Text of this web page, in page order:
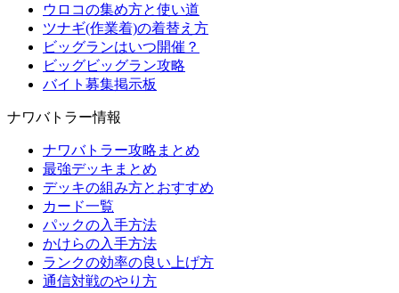
ウロコの集め方と使い道
ツナギ(作業着)の着替え方
ビッグランはいつ開催？
ビッグビッグラン攻略
バイト募集掲示板
ナワバトラー情報
ナワバトラー攻略まとめ
最強デッキまとめ
デッキの組み方とおすすめ
カード一覧
パックの入手方法
かけらの入手方法
ランクの効率の良い上げ方
通信対戦のやり方